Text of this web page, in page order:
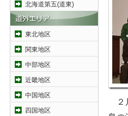
北海道第五(道東)
東北地区
関東地区
中部地区
近畿地区
中国地区
四国地区
２